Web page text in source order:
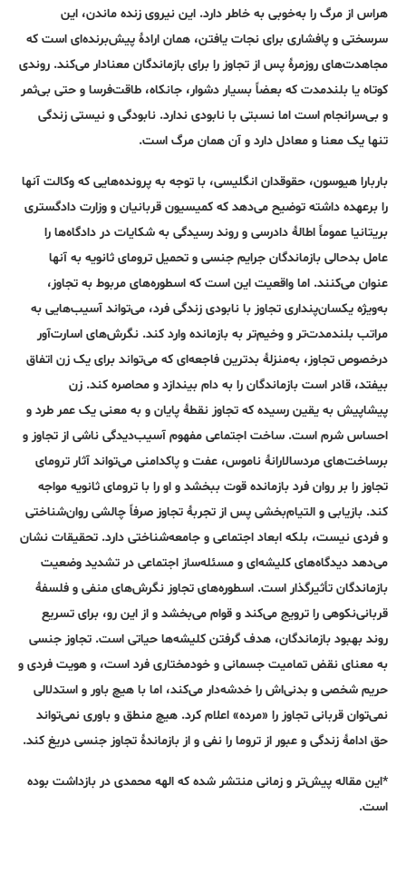
هراس از مرگ را به‌خوبی به خاطر دارد. این نیروی زنده‌ ماندن، این
سرسختی و پافشاری برای نجات یافتن، همان ارادۀ پیش‌برنده‌ای است که
مجاهدت‌های روزمرۀ پس از تجاوز را برای بازماندگان معنادار می‌کند. روندی
کوتاه یا بلندمدت که بعضاً بسیار دشوار، جانکاه، طاقت‌فرسا و حتی بی‌ثمر
و بی‌سرانجام است اما نسبتی با نابودی ندارد. نابودگی و نیستی زندگی
تنها یک معنا و معادل دارد و آن همان مرگ است.
باربارا هیوسون، حقوقدان انگلیسی، با توجه به پرونده‌هایی که وکالت آنها
را برعهده داشته توضیح می‌دهد که کمیسیون قربانیان و وزارت دادگستری
بریتانیا عموماً اطالۀ دادرسی و روند رسیدگی به شکایات در دادگاه‌ها را
عامل بدحالی بازماندگان جرایم جنسی و تحمیل ترومای ثانویه به آنها
عنوان می‌کنند. اما واقعیت این است که اسطوره‌های مربوط به تجاوز،
به‌ویژه یکسان‌پنداری تجاوز با نابودی زندگی فرد، می‌تواند آسیب‌هایی به
مراتب بلندمدت‌تر و وخیم‌تر به بازمانده وارد کند. نگرش‌های اسارت‌آور
درخصوص تجاوز، به‌منزلۀ بدترین فاجعه‌ای که می‌تواند برای یک زن اتفاق
بیفتد، قادر است بازماندگان را به دام بیندازد و محاصره کند. زن
پیشاپیش به یقین رسیده که تجاوز نقطۀ پایان و به معنی یک عمر طرد و
احساس شرم است. ساخت اجتماعی مفهوم آسیب‌دیدگی ناشی از تجاوز و
برساخت‌های مردسالارانۀ ناموس، عفت و پاکدامنی می‌تواند آثار ترومای
تجاوز را بر روان فرد بازمانده قوت ببخشد و او را با ترومای ثانویه مواجه
کند. بازیابی و التیام‌بخشی پس از تجربۀ تجاوز صرفاً چالشی روان‌شناختی
و فردی نیست، بلکه ابعاد اجتماعی و جامعه‌شناختی دارد. تحقیقات نشان
می‌دهد دیدگاه‌های کلیشه‌ای و مسئله‌ساز اجتماعی در تشدید وضعیت
بازماندگان تأثیرگذار است. اسطوره‌های تجاوز نگرش‌های منفی و فلسفۀ
قربانی‌نکوهی را ترویج می‌کند و قوام می‌بخشد و از این ‌رو، برای تسریع
روند بهبود بازماندگان، هدف گرفتن کلیشه‌ها حیاتی است. تجاوز جنسی
به معنای نقض تمامیت جسمانی و خودمختاری فرد است، و هویت فردی و
حریم شخصی و بدنی‌اش را خدشه‌دار می‌کند، اما با هیچ باور و استدلالی
نمی‌توان قربانی تجاوز را «مرده» اعلام کرد. هیچ منطق و باوری نمی‌تواند
حق ادامۀ زندگی و عبور از تروما را نفی و از بازماندۀ تجاوز جنسی دریغ کند.
*این مقاله پیش‌تر و زمانی منتشر شده که الهه محمدی در بازداشت بوده
است.